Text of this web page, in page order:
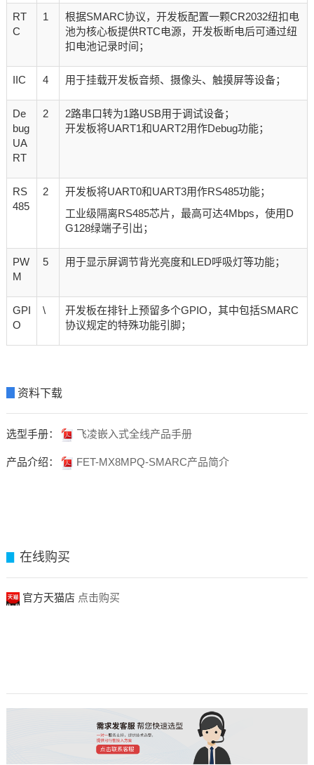
RT
C
1
根据SMARC协议，开发板配置一颗CR2032纽扣电
池为核心板提供RTC电源，开发板断电后可通过纽
扣电池记录时间；
IIC 4 用于挂载开发板音频、摄像头、触摸屏等设备；
De
bug
UA
RT
2
2路串口转为1路USB用于调试设备；
开发板将UART1和UART2用作Debug功能；
RS
485
2
开发板将UART0和UART3用作RS485功能；
工业级隔离RS485芯片，最高可达4Mbps，使用D
G128绿端子引出；
PW
M
5 用于显示屏调节背光亮度和LED呼吸灯等功能；
GPI
O
\
开发板在排针上预留多个GPIO，其中包括SMARC
协议规定的特殊功能引脚；
资料下载
选型手册： 飞凌嵌入式全线产品手册
产品介绍： FET-MX8MPQ-SMARC产品简介
在线购买
官方天猫店 点击购买